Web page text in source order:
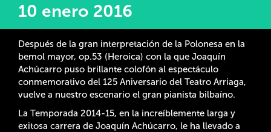
10 enero 2016
Después de la gran interpretación de la Polonesa en la
bemol mayor, op.53 (Heroica) con la que Joaquín
Achúcarro puso brillante colofón al espectáculo
conmemorativo del 125 Aniversario del Teatro Arriaga,
vuelve a nuestro escenario el gran pianista bilbaíno.
La Temporada 2014-15, en la increíblemente larga y
exitosa carrera de Joaquín Achúcarro, le ha llevado a